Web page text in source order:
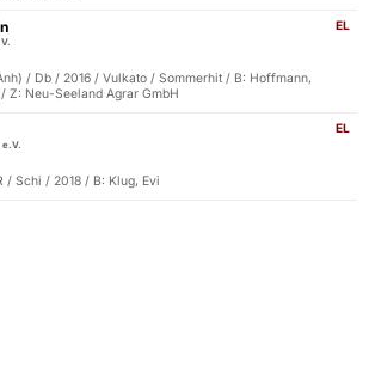
EL
/ Db / 2016 / Vulkato / Sommerhit / B: Hoffmann,
Z: Neu-Seeland Agrar GmbH
EL
e.V.
/ Schi / 2018 / B: Klug, Evi